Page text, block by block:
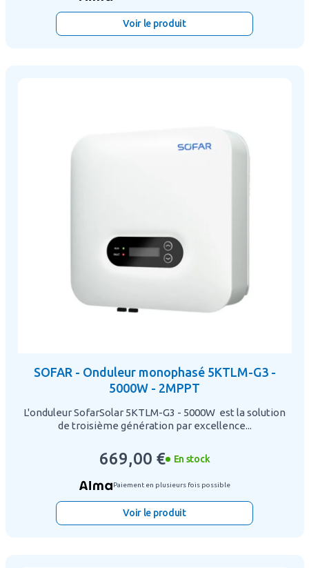
Voir le produit
SOFAR - Onduleur monophasé 5KTLM-G3 -
5000W - 2MPPT
L'onduleur SofarSolar 5KTLM-G3 - 5000W est la solution
de troisième génération par excellence...
669,00 € En stock
Paiement en plusieurs fois possible
Voir le produit